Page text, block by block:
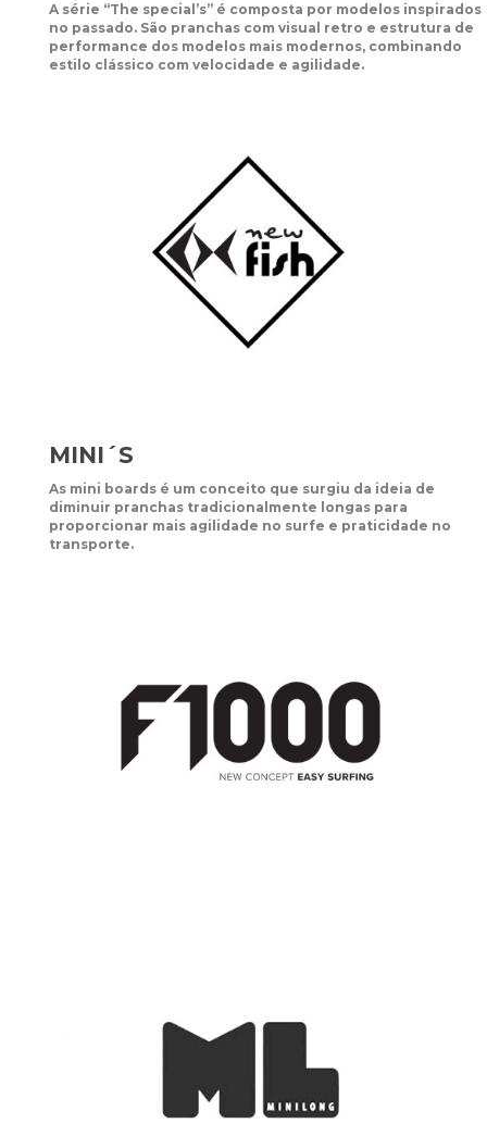
A série “The special’s” é composta por modelos inspirados
no passado. São pranchas com visual retro e estrutura de
performance dos modelos mais modernos, combinando
estilo clássico com velocidade e agilidade.
MINI´S
As mini boards é um conceito que surgiu da ideia de
diminuir pranchas tradicionalmente longas para
proporcionar mais agilidade no surfe e praticidade no
transporte.